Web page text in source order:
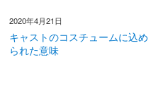
2020年4月21日
キャストのコスチュームに込め
られた意味